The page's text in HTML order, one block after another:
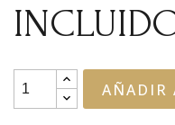
AÑADIR